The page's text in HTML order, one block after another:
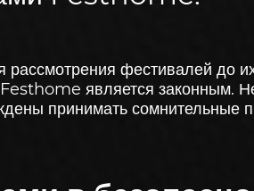
фестивалей до
является законным.
принимать сомнительные